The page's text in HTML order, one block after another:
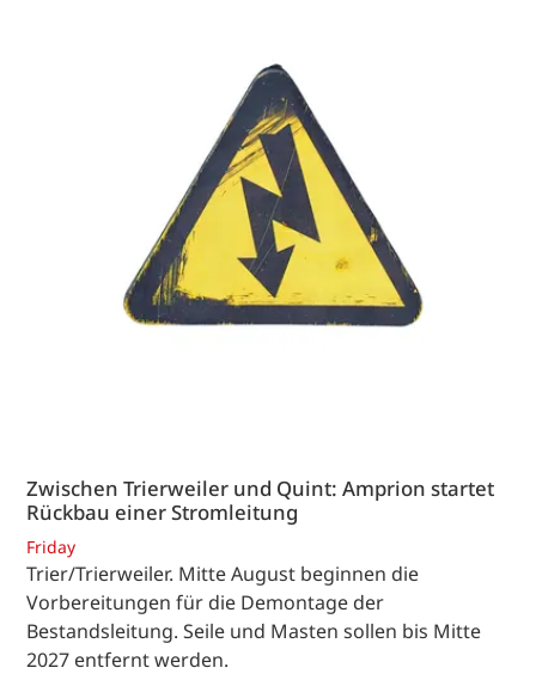
Zwischen Trierweiler und Quint: Amprion startet
Rückbau einer Stromleitung
Friday
Trier/Trierweiler. Mitte August beginnen die
Vorbereitungen für die Demontage der
Bestandsleitung. Seile und Masten sollen bis Mitte
2027 entfernt werden.